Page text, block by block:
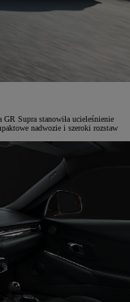
Supra stanowiła ucieleśnienie
nadwozie i szeroki rozstaw